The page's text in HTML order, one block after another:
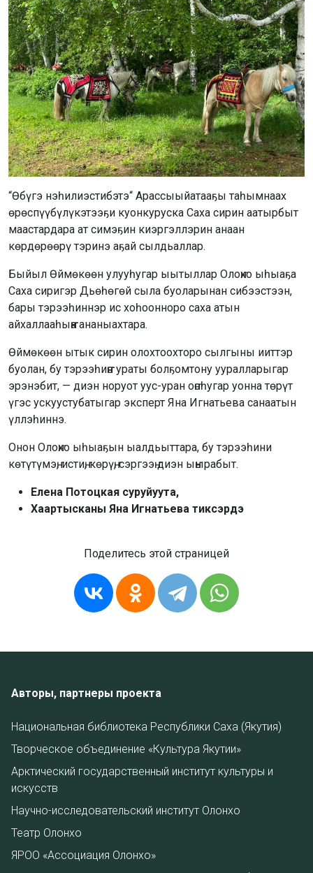
“Өбүгэ нэһилиэстибэтэ“ Арассыыйатааҕы таһымнаах
өрөспүүбүлүкэтээҕи куонкуруска Саха сирин аатырбыт
маастардара ат симэҕин киэргэллэрин анаан
көрдөрөөрү тэринэ аҕай сылдьаллар.
Быйыл Өймөкөөн улууһугар ыытыллар Олоҥхо ыһыаҕа
Саха сиригэр Дьөһөгөй сыла буоларынан сибээстээн,
бары тэрээһиннэр ис хоһоонноро саха атын
айхаллааһыҥҥа ананыахтара.
Өймөкөөн ытык сирин олохтоохторо сылгыны ииттэр
буолан, бу тэрээһиҥҥэ ураты болҕомтону ууралларыгар
эрэнэбит, — диэн норуот уус-уран оҥоһугар уонна төрүт
үгэс ускуустубатыгар эксперт Яна Игнатьева санаатын
үллэһиннэ.
Онон Олоҥхо ыһыаҕын ыалдьыттара, бу тэрээһини
көтүтүмэҥ, истиҥ, көрүҥ, сэргээҥ диэн ыҥырабыт.
Елена Потоцкая суруйуута,
Хаартысканы Яна Игнатьева тиксэрдэ
Поделитесь этой страницей
Авторы, партнеры проекта
Национальная библиотека Республики Саха (Якутия)
Творческое объединение «Культура Якутии»
Арктический государственный институт культуры и
искусств
Научно-исследовательский институт Олонхо
Театр Олонхо
ЯРОО «Ассоциация Олонхо»